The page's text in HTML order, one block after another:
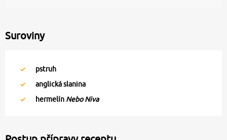
Suroviny
pstruh
anglická slanina
hermelín Nebo Niva